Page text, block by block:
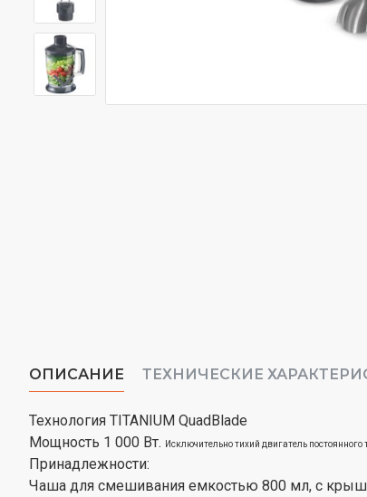
ОПИСАНИЕ ТЕХНИЧЕСКИЕ
Технология TITANIUM QuadBlade
Мощность 1 000 Вт.
Исключительно тихий двигатель постоянного
Принадлежности:
Чаша для смешивания емкостью 800 мл, с